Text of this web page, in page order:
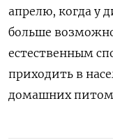
апрелю, когда у
больше
естественным
приходить в
домашних